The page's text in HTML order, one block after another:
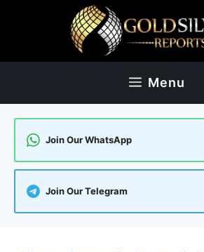
Menu
Join Our WhatsApp
Join Our Telegram